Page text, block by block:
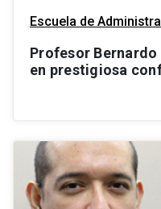
Escuela de
Profesor
en prestigiosa